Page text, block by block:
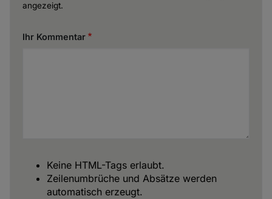
angezeigt.
Ihr Kommentar
Keine HTML-Tags erlaubt.
Zeilenumbrüche und Absätze werden
automatisch erzeugt.